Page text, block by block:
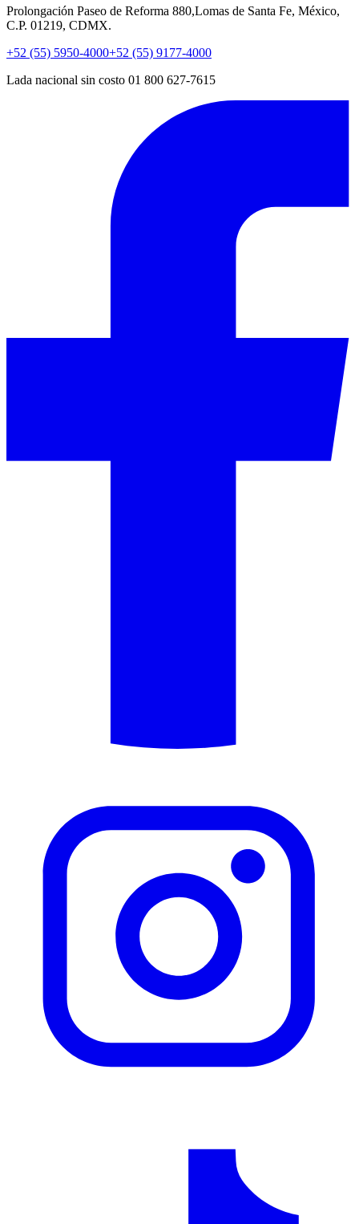
Prolongación Paseo de Reforma 880,Lomas de Santa Fe, México,
C.P. 01219, CDMX.
+52 (55) 5950-4000+52 (55) 9177-4000
Lada nacional sin costo 01 800 627-7615